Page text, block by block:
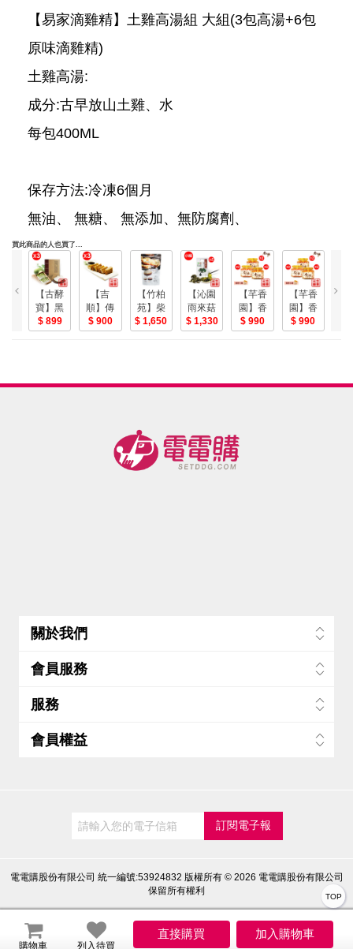
TOP
【易家滴雞精】土雞高湯組 大組(3包高湯+6包
原味滴雞精)
土雞高湯:
成分:古早放山土雞、水
每包400ML
保存方法:冷凍6個月
無油、 無糖、 無添加、無防腐劑、
買此商品的人也買了...
【古酵
寶】黑
糖冬瓜
茶3盒-美
899
【吉
順】傳
統手工
芋籤糕
900
【竹柏
苑】柴
燒麥芽
餅11包
1,650
【沁園
雨來菇
生態農
場 】有
燥陸生
1,330
【芊香
園】香
不辣 蒜
酥辣醬(7
990
【芊香
園】香
不辣 蒜
酥辣醬(7
990
關於我們
會員服務
服務
會員權益
電電購股份有限公司 統一編號:53924832 版權所有 © 2026 電電購股份有限公司
保留所有權利
購物車 列入待買